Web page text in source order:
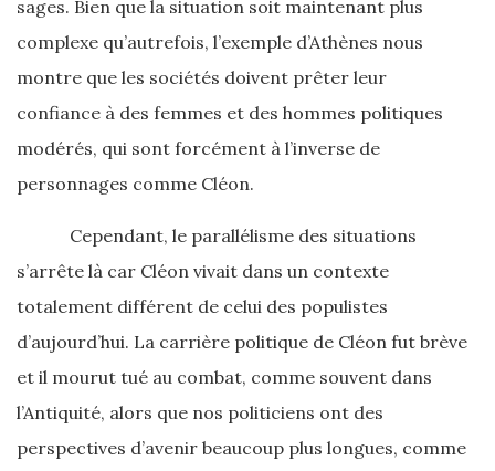
sages. Bien que la situation soit maintenant plus
complexe qu’autrefois, l’exemple d’Athènes nous
montre que les sociétés doivent prêter leur
confiance à des femmes et des hommes politiques
modérés, qui sont forcément à l’inverse de
personnages comme Cléon.
Cependant, le parallélisme des situations
s’arrête là car Cléon vivait dans un contexte
totalement différent de celui des populistes
d’aujourd’hui. La carrière politique de Cléon fut brève
et il mourut tué au combat, comme souvent dans
l’Antiquité, alors que nos politiciens ont des
perspectives d’avenir beaucoup plus longues, comme